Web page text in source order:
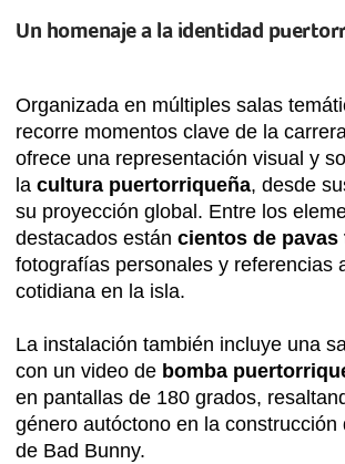
Un homenaje a la identidad
Organizada en múltiples salas
recorre momentos clave de la
ofrece una representación visual y
la cultura puertorriqueña, desde
su proyección global. Entre los
destacados están cientos de
fotografías personales y referencias
cotidiana en la isla.
La instalación también incluye una
con un video de bomba
en pantallas de 180 grados,
género autóctono en la construcción
de Bad Bunny.